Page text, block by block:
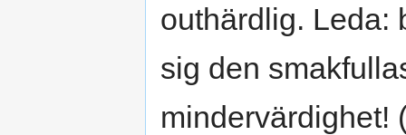
outhärdlig. Leda:
sig den
mindervärdighet!